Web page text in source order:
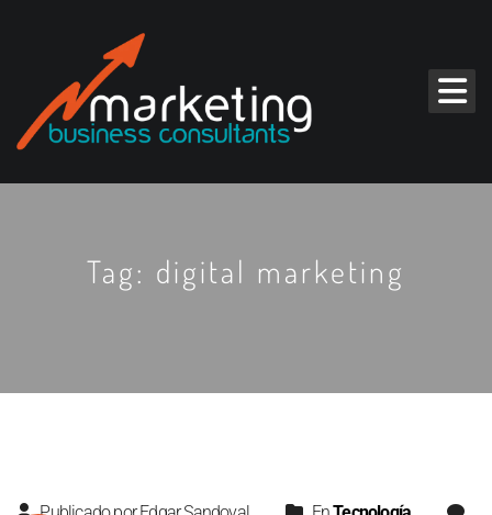
Tag: digital marketing